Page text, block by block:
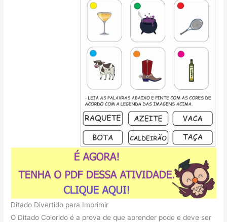
Ditado Divertido para Imprimir
O Ditado Colorido é a prova de que aprender pode e deve ser